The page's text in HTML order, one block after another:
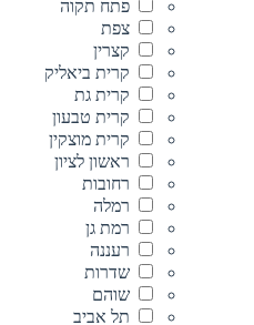
פתח תקוה
צפת
קצרין
קרית ביאליק
קרית גת
קרית טבעון
קרית מוצקין
ראשון לציון
רחובות
רמלה
רמת גן
רעננה
שדרות
שוהם
תל אביב